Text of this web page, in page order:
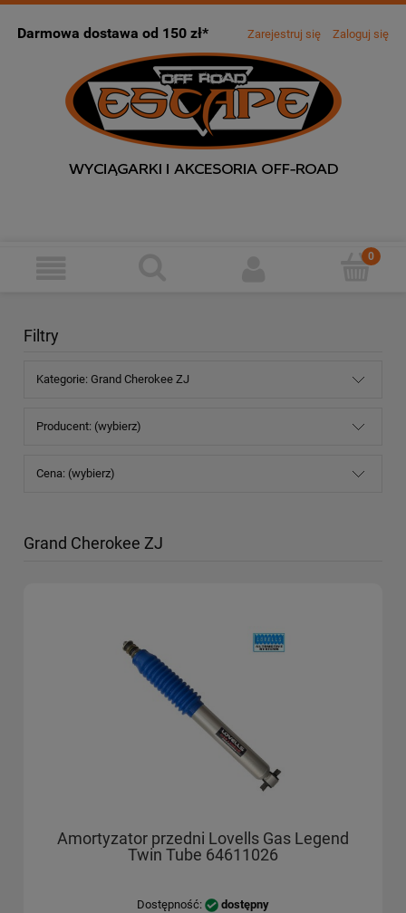
Darmowa dostawa od 150 zł* Zarejestruj się Zaloguj się
Filtry
Kategorie: Grand Cherokee ZJ
Producent: (wybierz)
Cena: (wybierz)
Grand Cherokee ZJ
Amortyzator przedni Lovells Gas Legend
Twin Tube 64611026
Dostępność:
dostępny